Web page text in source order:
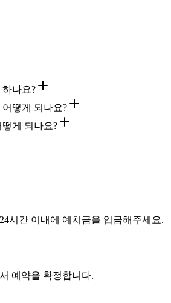
나요?
떻게 되나요?
게 되나요?
시간 이내에 예치금을 입금해주세요.
예약을 확정합니다.